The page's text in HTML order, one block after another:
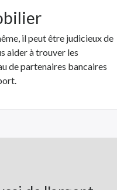
il peut être judicieux de
aider à trouver les
de partenaires bancaires